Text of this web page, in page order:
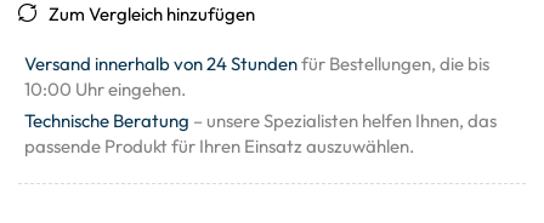
Zum Vergleich hinzufügen
Versand innerhalb von 24 Stundenfür Bestellungen, die bis
10:00 Uhr eingehen.
Technische Beratung – unsere Spezialisten helfen Ihnen, das
passende Produkt für Ihren Einsatz auszuwählen.